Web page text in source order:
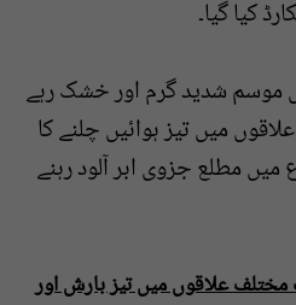
موسم شدید گرم اور خشک رہے
میں تیز ہوائیں چلنے کا
میں مطلع جزوی ابر آلود رہنے
مختلف علاقوں میں تیز بارش اور